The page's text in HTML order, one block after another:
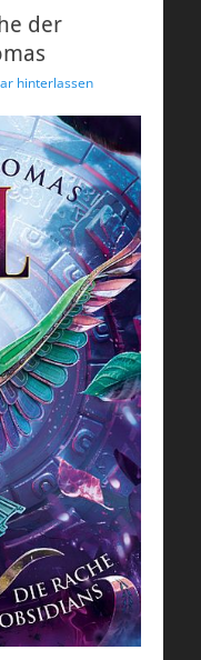
der
hinterlassen